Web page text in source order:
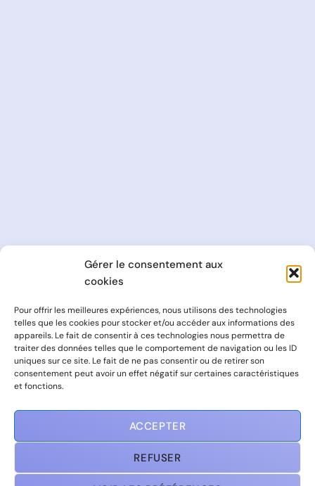
Gérer le consentement aux
cookies
Pour offrir les meilleures expériences, nous utilisons des technologies
telles que les cookies pour stocker et/ou accéder aux informations des
appareils. Le fait de consentir à ces technologies nous permettra de
traiter des données telles que le comportement de navigation ou les ID
uniques sur ce site. Le fait de ne pas consentir ou de retirer son
consentement peut avoir un effet négatif sur certaines caractéristiques
et fonctions.
ACCEPTER
REFUSER
Tous droits réservés